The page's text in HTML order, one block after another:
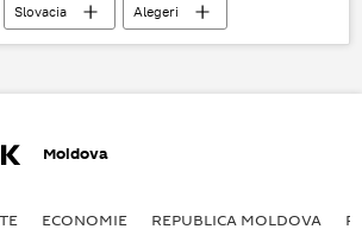
Slovacia
Alegeri
decret prezidențial
Moldova
ECONOMIE REPUBLICA MOLDOVA